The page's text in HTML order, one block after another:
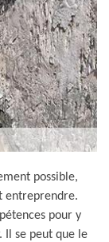
possible,
entreprendre.
pour y
Il se peut que le